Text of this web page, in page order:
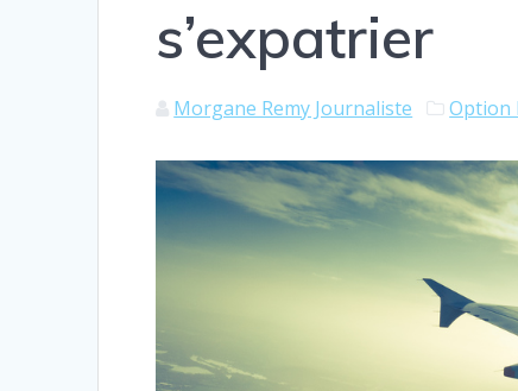
s’expatrier
Morgane Remy Journaliste Option